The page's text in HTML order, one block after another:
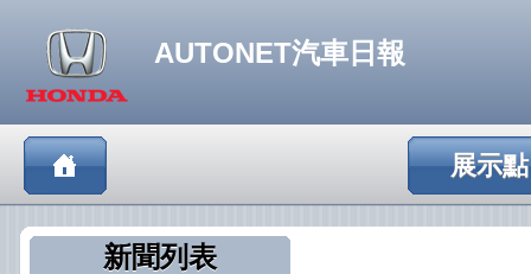
AUTONET汽車日報
展示點
新聞列表